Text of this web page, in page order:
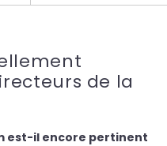
de la
est-il encore pertinent